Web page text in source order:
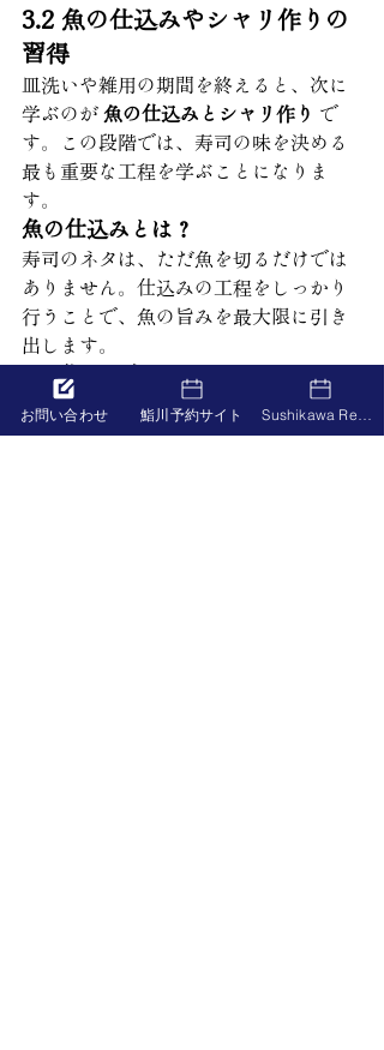
3.2 魚の仕込みやシャリ作りの
習得
皿洗いや雑用の期間を終えると、次に
学ぶのが 魚の仕込みとシャリ作り で
す。この段階では、寿司の味を決める
最も重要な工程を学ぶことになりま
す。
魚の仕込みとは？
寿司のネタは、ただ魚を切るだけでは
ありません。仕込みの工程をしっかり
行うことで、魚の旨みを最大限に引き
出します。
魚の仕込みで学ぶこと
魚の種類ごとの捌き方を覚える
マグロ、タイ、サバ、イカな
お問い合わせ 鮨川予約サイト